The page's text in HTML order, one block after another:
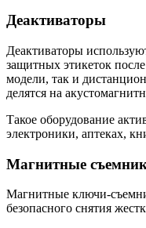
Деактиваторы
Деактиваторы
защитных этикеток
модели, так и
делятся на
Такое оборудование
электроники, аптеках,
Магнитные
Магнитные ключи-
безопасного снятия